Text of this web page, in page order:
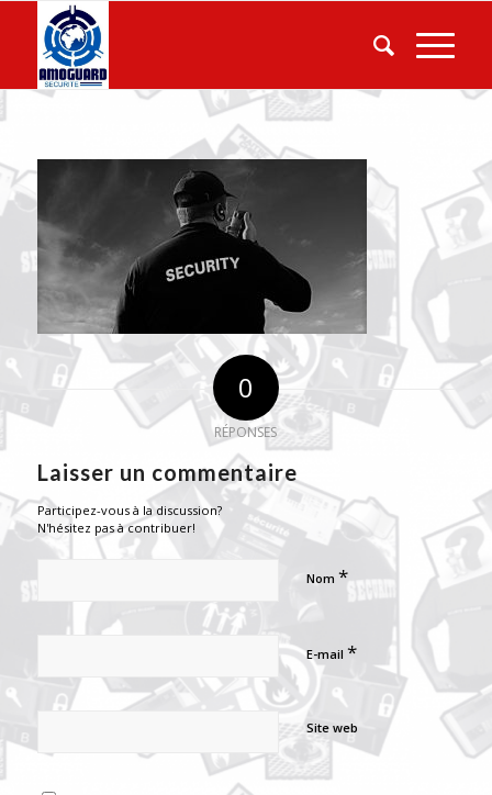
0
RÉPONSES
Laisser un commentaire
Participez-vous à la discussion?
N'hésitez pas à contribuer!
Nom *
E-mail *
Site web